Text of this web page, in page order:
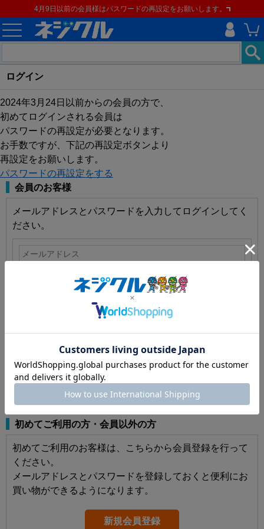
4月9日以前の会員様はパスワードの再設定をお願いします。
ログイン
2024年3月24日以前からの会員の方で、
初めてログインされる会員は
パスワードの再設定が必要となります。
お手数ですが、下記の再設定ボタンより
再設定をお願いします。
パスワードの再設定をする
会員のお客様
メールアドレスとパスワードを入力してログインしてく
ださい。
パスワードを表示する
ログインしたままにする
パスワードをお忘れの方はこちら
初めてご利用の方・会員以外の方
初めてご利用のお客様は、こちらから会員登録を行って
ください。
メールアドレスとパスワードを登録しておくと便利にお
買い物ができるようになります。